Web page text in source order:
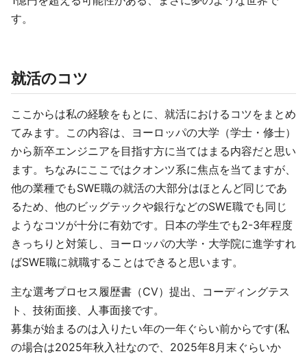
す。
就活のコツ
ここからは私の経験をもとに、就活におけるコツをまとめ
てみます。この内容は、ヨーロッパの大学（学士・修士）
から新卒エンジニアを目指す方に当てはまる内容だと思い
ます。ちなみにここではクオンツ系に焦点を当てますが、
他の業種でもSWE職の就活の大部分はほとんど同じであ
るため、他のビッグテックや銀行などのSWE職でも同じ
ようなコツが十分に有効です。日本の学生でも2-3年程度
きっちりと対策し、ヨーロッパの大学・大学院に進学すれ
ばSWE職に就職することはできると思います。
主な選考プロセス履歴書（CV）提出、コーディングテス
ト、技術面接、人事面接です。
募集が始まるのは入りたい年の一年ぐらい前からです(私
の場合は2025年秋入社なので、2025年8月末ぐらいか